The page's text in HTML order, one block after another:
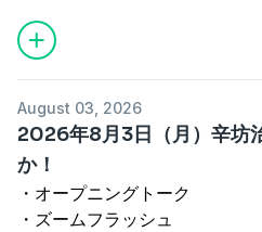
ズームＯＮ①『ウクライナ
撃』
（ゲスト：笹川平和財団 上
・ズームＯＮ②『日産が２年ぶ
・エンディング
出演者：辛坊治郎、増山さやか
Seeomnystudio.com/listener
August 03, 2026
2026年8月3日（月）辛坊
か！
・オープニングトーク
・ズームフラッシュ